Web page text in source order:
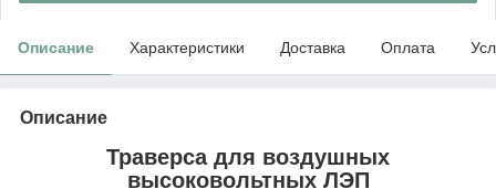
Описание Характеристики Доставка Оплата
Описание
Траверса для воздушных
высоковольтных ЛЭП